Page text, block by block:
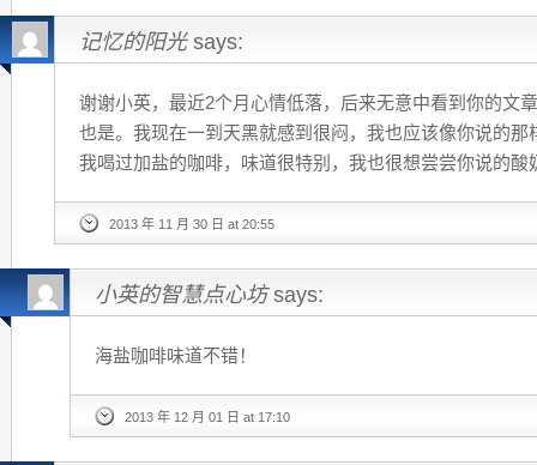
记忆的阳光 says:
谢谢小英，最近2个月心情低落，后来无意中看到你的文
也是。我现在一到天黑就感到很闷，我也应该像你说的那
我喝过加盐的咖啡，味道很特别，我也很想尝尝你说的酸
2013 年 11 月 30 日 at 20:55
小英的智慧点心坊 says:
海盐咖啡味道不错！
2013 年 12 月 01 日 at 17:10